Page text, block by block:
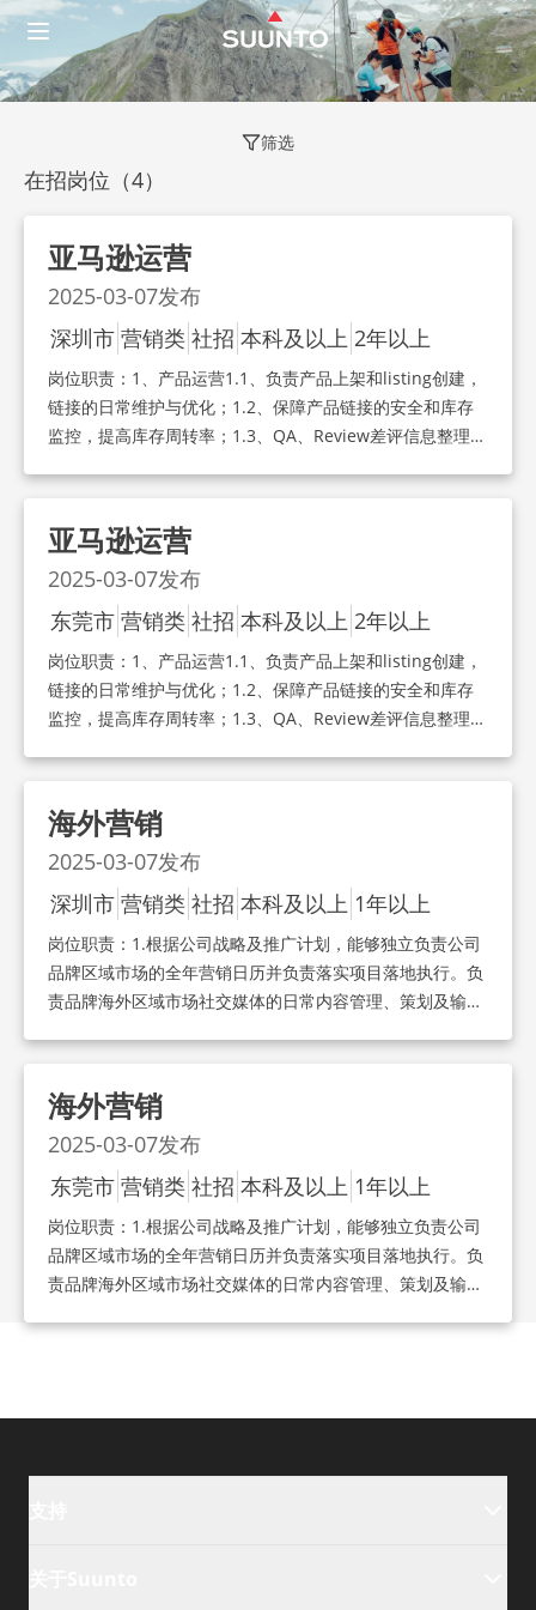
筛选
在招岗位（4）
亚马逊运营
2025-03-07发布
深圳市 营销类 社招 本科及以上 2年以上
岗位职责： 1、产品运营1.1、负责产品上架和listing创建，
链接的日常维护与优化；1.2、保障产品链接的安全和库存
监控，提高库存周转率；1.3、QA、Review差评信息整理与
合独立站和营销人员做好站外渠道引流等工作；2.3、关注
产品销量、利润、排名和评分，不断提高销售业绩； 3、店
铺管理3.1、负责店铺页面维护与优化，维持店铺好评率等
各项指标；3.2、制定店铺运营计划，提出设计需求，提升
品牌形象；3.3、关注政策动态，规避风险，确保账号安
全； 4、数据分析4.1、产品的每周/每月销售数据的统计、
备份与分析；4.2、广告数据分析，及时优化广告，提高广
告转化率；4.3、退货及评论数据分析，降低退货率，提升
亚马逊运营
2025-03-07发布
东莞市 营销类 社招 本科及以上 2年以上
岗位职责： 1、产品运营1.1、负责产品上架和listing创建，
链接的日常维护与优化；1.2、保障产品链接的安全和库存
监控，提高库存周转率；1.3、QA、Review差评信息整理与
合独立站和营销人员做好站外渠道引流等工作；2.3、关注
产品销量、利润、排名和评分，不断提高销售业绩； 3、店
铺管理3.1、负责店铺页面维护与优化，维持店铺好评率等
各项指标；3.2、制定店铺运营计划，提出设计需求，提升
品牌形象；3.3、关注政策动态，规避风险，确保账号安
全； 4、数据分析4.1、产品的每周/每月销售数据的统计、
备份与分析；4.2、广告数据分析，及时优化广告，提高广
告转化率；4.3、退货及评论数据分析，降低退货率，提升
海外营销
2025-03-07发布
深圳市 营销类 社招 本科及以上 1年以上
岗位职责： 1.根据公司战略及推广计划，能够独立负责公司
品牌区域市场的全年营销日历并负责落实项目落地执行。负
责品牌海外区域市场社交媒体的日常内容管理、策划及输
市场洞察反馈，挖掘海外推广资源（YouTube，
Instagram，TikTok等）；结合各区域特点做本地化。3.根
据区域市场的实际推进情况，计划并执行所负责区域的线上
线下的各项Social Media/KOL活动/代理本地活动/展会/经
销商活动支持、节日营销活动等，帮助品牌提升销量；4.能
够联动线上线下资源，根据不同产品品类属性拉动品牌营销
效应，提高品牌声量。
海外营销
2025-03-07发布
东莞市 营销类 社招 本科及以上 1年以上
岗位职责： 1.根据公司战略及推广计划，能够独立负责公司
品牌区域市场的全年营销日历并负责落实项目落地执行。负
责品牌海外区域市场社交媒体的日常内容管理、策划及输